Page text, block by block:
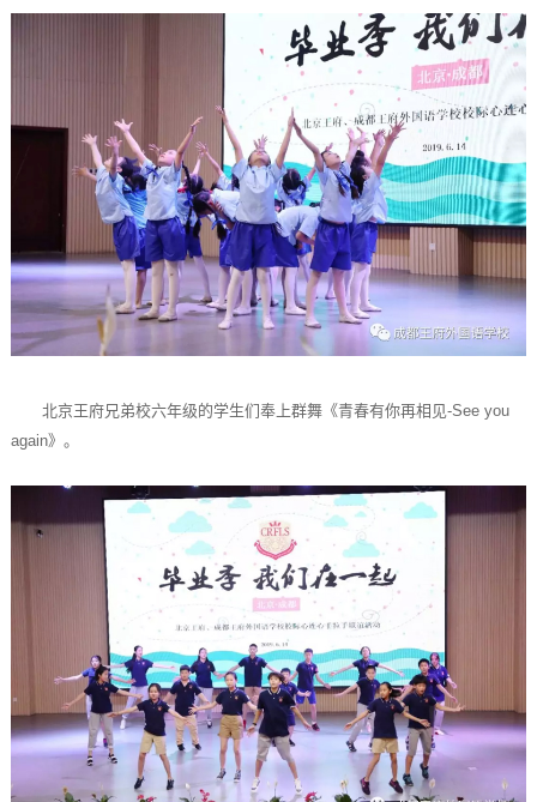
北京王府兄弟校六年级的学生们奉上群舞《青春有你再相见-See you
again》。